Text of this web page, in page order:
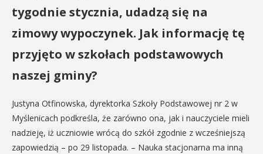
tygodnie stycznia, udadzą się na
zimowy wypoczynek. Jak informację tę
przyjęto w szkołach podstawowych
naszej gminy?
Justyna Otfinowska, dyrektorka Szkoły Podstawowej nr 2 w
Myślenicach podkreśla, że zarówno ona, jak i nauczyciele mieli
nadzieję, iż uczniowie wrócą do szkół zgodnie z wcześniejszą
zapowiedzią – po 29 listopada. – Nauka stacjonarna ma inną